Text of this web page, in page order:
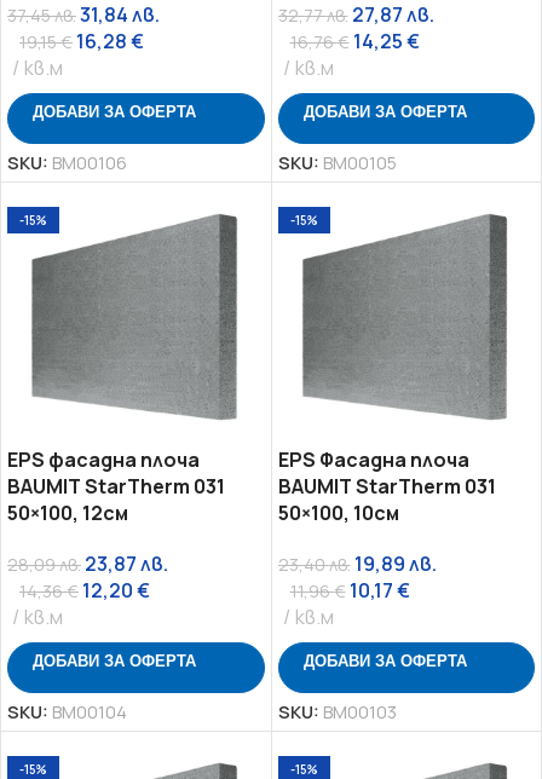
37,45лв.31,84лв.
19,15€ 16,28€
кв.м
ДОБАВИ ЗА ОФЕРТА
SKU: BM00106
32,77лв. 27,87лв.
16,76€ 14,25€
кв.м
ДОБАВИ ЗА ОФЕРТА
SKU: BM00105
-15%
EPS фасадна плоча
BAUMIT StarTherm 031
50×100, 12см
28,09лв. 23,87лв.
14,36€ 12,20€
кв.м
ДОБАВИ ЗА ОФЕРТА
SKU: BM00104
-15%
EPS Фасадна плоча
BAUMIT StarTherm 031
50×100, 10см
23,40лв. 19,89лв.
11,96€ 10,17€
кв.м
ДОБАВИ ЗА ОФЕРТА
SKU: BM00103
-15% -15%